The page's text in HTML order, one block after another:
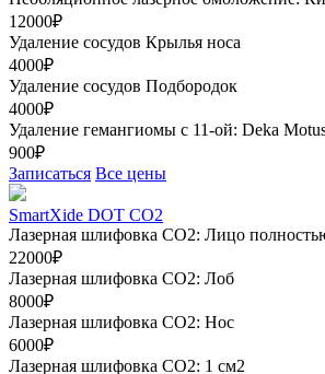
12000₽
Удаление сосудов Крылья носа
4000₽
Удаление сосудов Подбородок
4000₽
Удаление гемангиомы с 11-ой: Deka
900₽
Записаться Все цены
SmartXide DOT CO2
Лазерная шлифовка CO2: Лицо
22000₽
Лазерная шлифовка СО2: Лоб
8000₽
Лазерная шлифовка СО2: Нос
6000₽
Лазерная шлифовка СО2: 1 см2